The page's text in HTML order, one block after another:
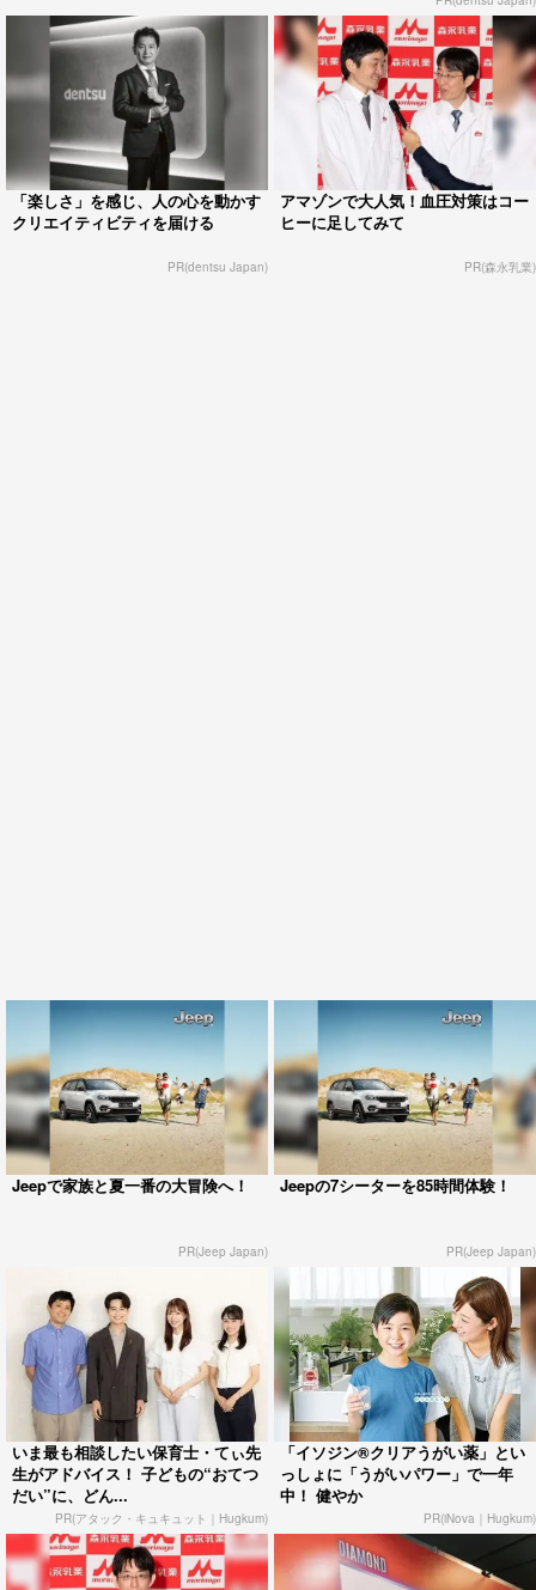
「楽しさ」を感じ、人の心を動かす
クリエイティビティを届ける
PR(dentsu Japan)
アマゾンで大人気！血圧対策はコー
ヒーに足してみて
PR(森永乳業)
アマゾンで大人気！血圧対策はコー
ヒーに足してみて
PR(森永乳業)
FINCHI主催「IVS2026」トークセ
ッションが話題に！
PR(FINCHI on GOETHE)
の洞門」で落石 家族連れ母親の頭
部にあたり死亡 ...
特定危険指定暴力団『工藤会』トッ
プ 野村悟総裁が引退 県公安委員会
が公示 工藤会...
「危ないからやめて」引き止められ
るも売上金管理のため店内へ 「頭
が真っ白になった...
妻が自宅で不倫…20年以上も裏切ら
れ続けた夫が“間男”に請求した慰謝
料1億円の行...